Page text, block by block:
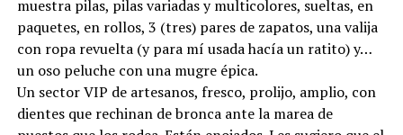
muestra pilas, pilas variadas y multicolores, sueltas, en
paquetes, en rollos, 3 (tres) pares de zapatos, una valija
con ropa revuelta (y para mí usada hacía un ratito) y…
un oso peluche con una mugre épica.
Un sector VIP de artesanos, fresco, prolijo, amplio, con
dientes que rechinan de bronca ante la marea de